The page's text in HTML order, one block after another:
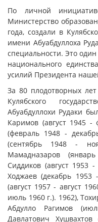
По личной
Министерство
года, создали в
имени Абуабдуллоха
специальности. Это
национального
усилий Президента
За 80 плодотворных
Кулябского
Абуабдуллохи Рудаки
Каримов (август 1945
(февраль 1948 -
(сентябрь 1948 -
Мамадназаров
Сиддиков (август 1953
Ходжаев (декабрь 1953
(август 1957 - август
июль 1960 г.). 1962),
Абдулло Рагимов
Давлатович